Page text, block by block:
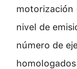
motorización
nivel de
número de